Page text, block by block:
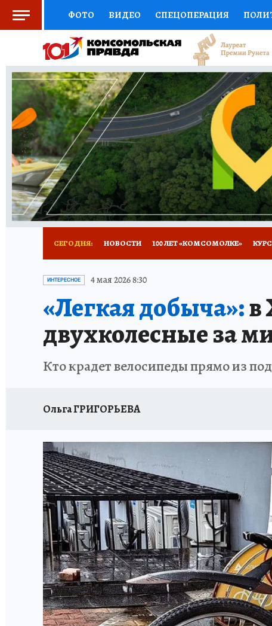
ФОТО ВИДЕО СПЕЦОПЕРАЦИЯ
СОЦПОДДЕРЖКА НАУКА СПОРТ
ВЫБОР ЭКСПЕРТОВ ДОКТОР ФИНАНСЫ
КНИЖНАЯ ПОЛКА ПРОГНОЗЫ НА СПОРТ
ПРЕСС-ЦЕНТР НЕДВИЖИМОСТЬ
ВСЕ О КП РАДИО КП ТЕСТЫ НОВОЕ
СЕГОДНЯ: НОВОСТИ 100 ЛЕТ «КОМСОМОЛКЕ»
87 ЛЕТ ХАБАРОВСКОМУ КРАЮ
ВТБ: НОВАЯ СТРАТЕГИЯ ИТОГИ ГОДА
ИСПЫТАНО НА СЕБЕ
ИНТЕРЕСНОЕ 4 мая 2026 8:30
«Легкая добыча»:в
двухколесные за
Кто крадет велосипеды прямо из
Ольга ГРИГОРЬЕВА